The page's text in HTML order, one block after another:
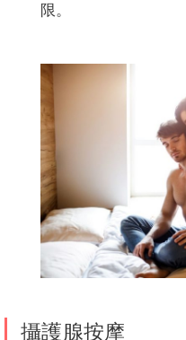
限。
攝護腺按摩